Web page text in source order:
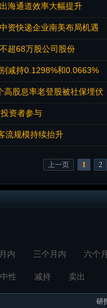
海通道效率大幅提升
资快递企业南美布局机遇
超68万股公司股份
减持0.1298%和0.0663%
高股息率老登股被社保埋伏
资者参与
流规模持续抬升
上一页 1 2
内 三个月内 六个
中性 减持 卖出
研